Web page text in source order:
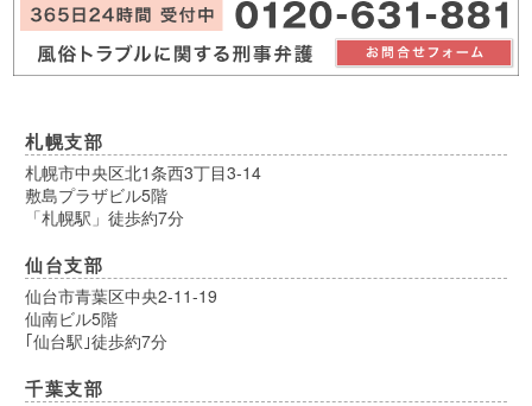
札幌支部
札幌市中央区北1条西3丁目3-14
敷島プラザビル5階
「札幌駅」徒歩約7分
仙台支部
仙台市青葉区中央2-11-19
仙南ビル5階
｢仙台駅｣徒歩約7分
千葉支部